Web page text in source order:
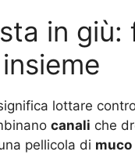
in
lottare
canali che
pellicola di